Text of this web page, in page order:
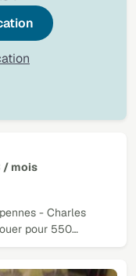
/ mois
- Charles
pour 550…